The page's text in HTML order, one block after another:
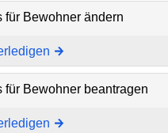
für Bewohner ändern
für Bewohner beantragen